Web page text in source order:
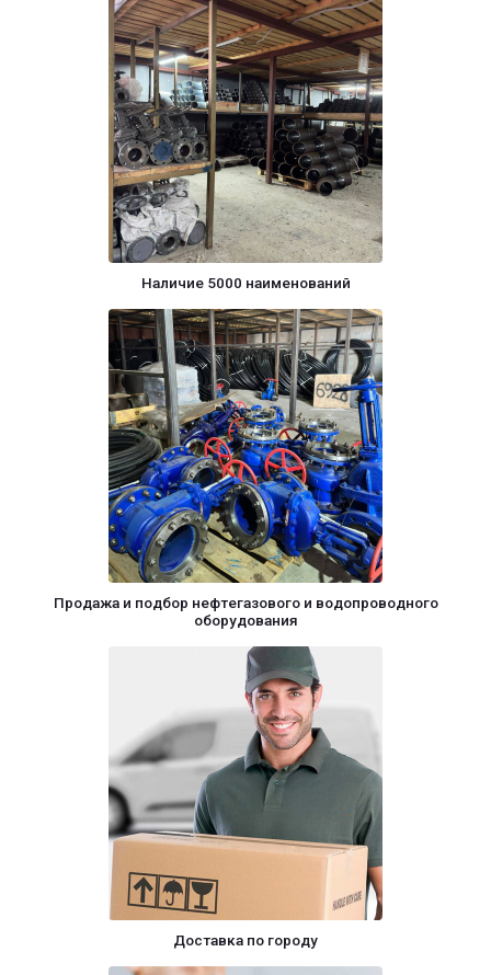
Наличие 5000 наименований
Продажа и подбор нефтегазового и водопроводного
оборудования
Доставка по городу